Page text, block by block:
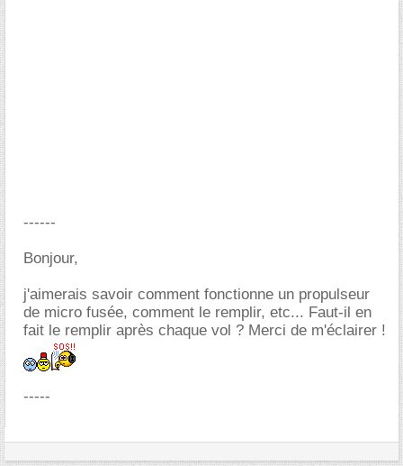
------
Bonjour,
j'aimerais savoir comment fonctionne un propulseur
de micro fusée, comment le remplir, etc... Faut-il en
fait le remplir après chaque vol ? Merci de m'éclairer !
-----